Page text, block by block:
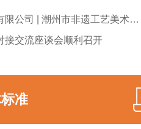
伟业陶瓷有限公司 | 潮州市非遗工艺美术保护发展基地之六
接交流座谈会顺利召开
准